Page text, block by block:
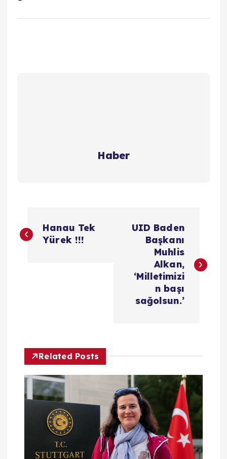
Haber
a
e
z
Hanau Tek
Yürek !!!
UID Baden
Başkanı
Muhlis
Alkan,
‘Milletimizi
n başı
sağolsun.’
Related Posts